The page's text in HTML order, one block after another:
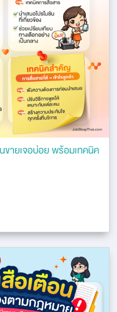
ขายเจอบ่อย พร้อมเทคนิค